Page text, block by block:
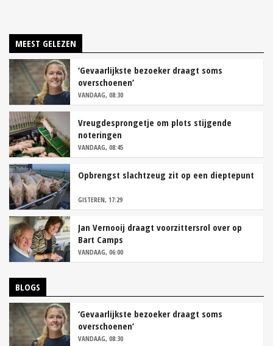
MEEST GELEZEN
‘Gevaarlijkste bezoeker draagt soms
overschoenen’
VANDAAG, 08:30
Vreugdesprongetje om plots stijgende
noteringen
VANDAAG, 08:45
Opbrengst slachtzeug zit op een dieptepunt
GISTEREN, 17:29
Jan Vernooij draagt voorzittersrol over op
Bart Camps
VANDAAG, 06:00
BLOGS
‘Gevaarlijkste bezoeker draagt soms
overschoenen’
VANDAAG, 08:30